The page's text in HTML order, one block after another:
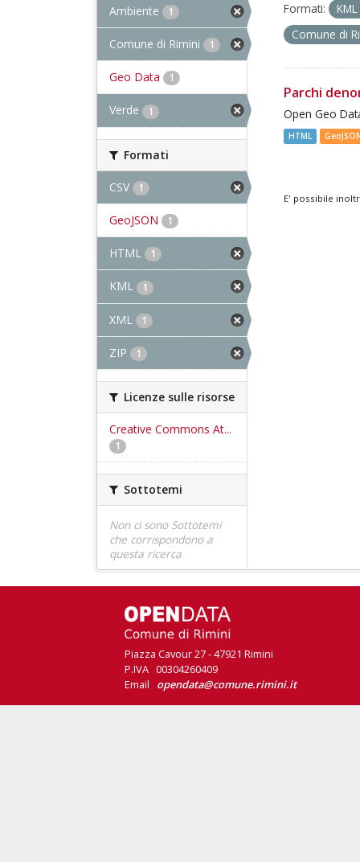
Ambiente 1
Comune di Rimini 1
Geo Data 1
Verde 1
Formati
CSV 1
GeoJSON 1
HTML 1
KML 1
XML 1
ZIP 1
Licenze sulle risorse
Creative Commons At...
1
Sottotemi
Non ci sono Sottotemi
che corrispondono a
questa ricerca
Formati:
KML
Comune di
Parchi
Open Geo
HTML
E' possibile
Piazza Cavour 27 - 47921 Rimini
P.IVA 00304260409
Email opendata@comune.rimini.it